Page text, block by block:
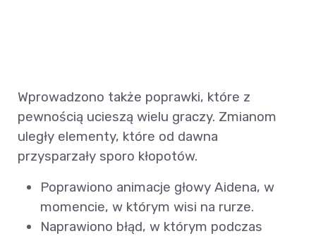
Wprowadzono także poprawki, które z
pewnością ucieszą wielu graczy. Zmianom
uległy elementy, które od dawna
przysparzały sporo kłopotów.
Poprawiono animacje głowy Aidena, w
momencie, w którym wisi na rurze.
Naprawiono błąd, w którym podczas